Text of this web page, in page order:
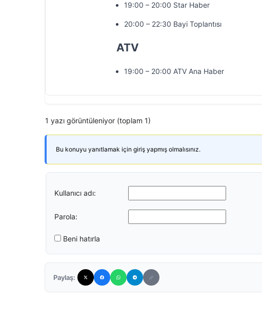
19:00 – 20:00 Star Haber
20:00 – 22:30 Bayi Toplantısı
ATV
19:00 – 20:00 ATV Ana Haber
1 yazı görüntüleniyor (toplam 1)
Bu konuyu yanıtlamak için giriş yapmış olmalısınız.
Kullanıcı adı:
Parola:
Beni hatırla
Paylaş: